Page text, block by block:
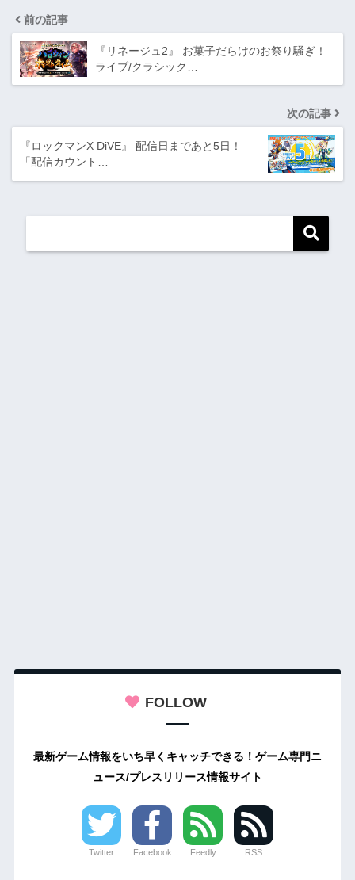
前の記事
『リネージュ2』 お菓子だらけのお祭り騒ぎ！
ライブ/クラシック…
次の記事
『ロックマンX DiVE』 配信日まであと5日！
「配信カウント…
FOLLOW
最新ゲーム情報をいち早くキャッチできる！ゲーム専門ニ
ュース/プレスリリース情報サイト
Twitter Facebook Feedly RSS